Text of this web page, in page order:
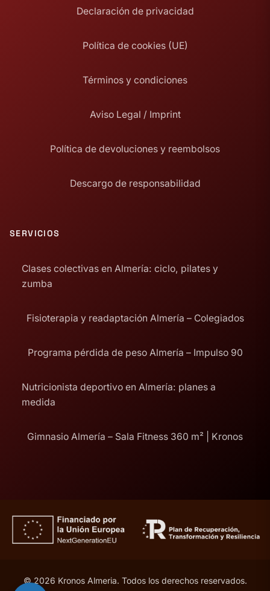
Declaración de privacidad
Política de cookies (UE)
Términos y condiciones
Aviso Legal / Imprint
Política de devoluciones y reembolsos
Descargo de responsabilidad
SERVICIOS
Clases colectivas en Almería: ciclo, pilates y
zumba
Fisioterapia y readaptación Almería – Colegiados
Programa pérdida de peso Almería – Impulso 90
Nutricionista deportivo en Almería: planes a
medida
Gimnasio Almería – Sala Fitness 360 m² | Kronos
© 2026 Kronos Almeria. Todos los derechos reservados.